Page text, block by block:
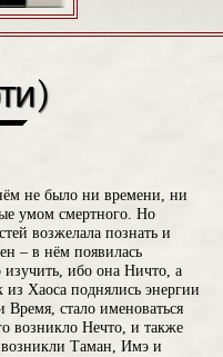
не было ни времени, ни
умом смертного. Но
возжелала познать и
– в нём появилась
изучить, ибо она Ничто, а
Хаоса поднялись энергии
стало именоваться
возникло Нечто, и также
возникли Таман, Имэ и